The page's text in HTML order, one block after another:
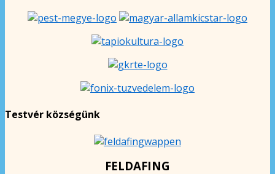
Testvér községünk
FELDAFING